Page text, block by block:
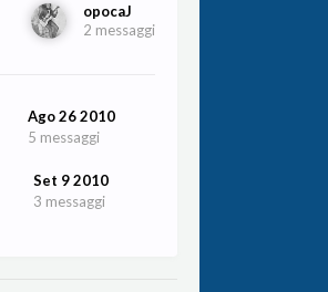
opocaJ
2 messaggi
Ago 26 2010
5 messaggi
Set 9 2010
3 messaggi